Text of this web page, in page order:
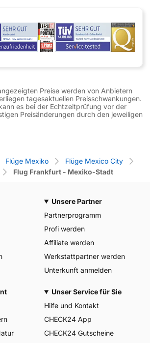
Preise werden von Anbietern
tagesaktuellen Preisschwankungen.
es bei der Echtzeitprüfung vor der
Preisänderungen durch den jeweiligen
Flüge Mexiko
Flüge Mexico City
Flug Frankfurt - Mexiko-Stadt
Unsere Partner
Partnerprogramm
Profi werden
Affiliate werden
Werkstattpartner werden
Unterkunft anmelden
Unser Service für Sie
Hilfe und Kontakt
CHECK24 App
CHECK24 Gutscheine